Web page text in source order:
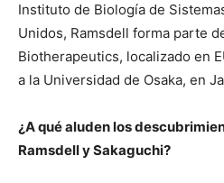
Instituto de Biología de
Unidos, Ramsdell forma parte
Biotherapeutics, localizado en
a la Universidad de Osaka, en
¿A qué aluden los
Ramsdell y Sakaguchi?